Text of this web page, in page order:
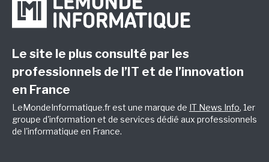
Le site le plus consulté par les
professionnels de l’IT et de l’innovation
en France
LeMondeInformatique.fr est une marque de IT News Info, 1er
groupe d'information et de services dédié aux professionnels
de l'informatique en France.